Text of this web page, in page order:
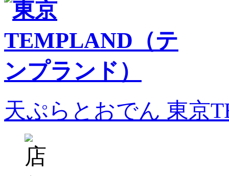
天ぷらとおでん 東京